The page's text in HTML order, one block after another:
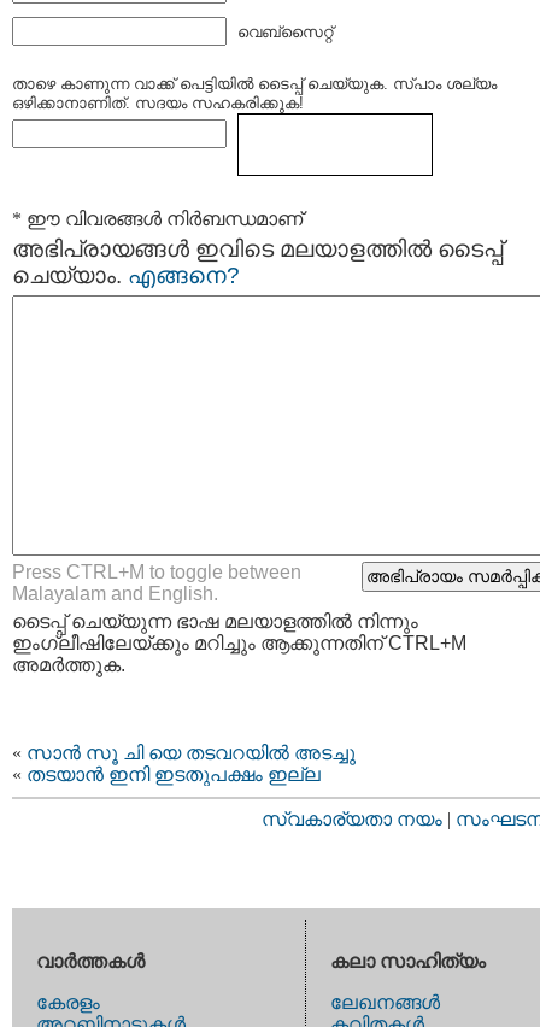
വെബ്സൈറ്റ്
താഴെ കാണുന്ന വാക്ക് പെട്ടിയില്‍ ടൈപ്പ്‌ ചെയ്യുക. സ്പാം ശല്യം
ഒഴിക്കാനാണിത്. സദയം സഹകരിക്കുക!
* ഈ വിവരങ്ങള്‍ നിര്‍ബന്ധമാണ്
അഭിപ്രായങ്ങള്‍ ഇവിടെ മലയാളത്തില്‍ ടൈപ്പ്
ചെയ്യാം. എങ്ങനെ?
Press CTRL+M to toggle between
Malayalam and English.
ടൈപ്പ്‌ ചെയ്യുന്ന ഭാഷ മലയാളത്തില്‍ നിന്നും
ഇംഗ്ലീഷിലേയ്ക്കും മറിച്ചും ആക്കുന്നതിന് CTRL+M
അമര്‍ത്തുക.
« സാന്‍ സൂ ചി യെ തടവറയില്‍ അടച്ചു
« തടയാന്‍ ഇനി ഇടതുപക്ഷം ഇല്ല
സ്വകാര്യതാ നയം |
വാര്‍ത്തകള്‍
കേരളം
കലാ സാഹിത്യം
ലേഖനങ്ങള്‍